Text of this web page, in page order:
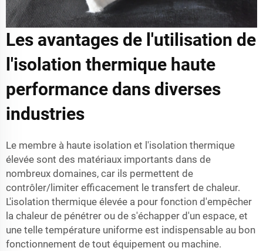
Les avantages de l'utilisation de
l'isolation thermique haute
performance dans diverses
industries
Le membre à haute isolation et l'isolation thermique
élevée sont des matériaux importants dans de
nombreux domaines, car ils permettent de
contrôler/limiter efficacement le transfert de chaleur.
L'isolation thermique élevée a pour fonction d'empêcher
la chaleur de pénétrer ou de s'échapper d'un espace, et
une telle température uniforme est indispensable au bon
fonctionnement de tout équipement ou machine.